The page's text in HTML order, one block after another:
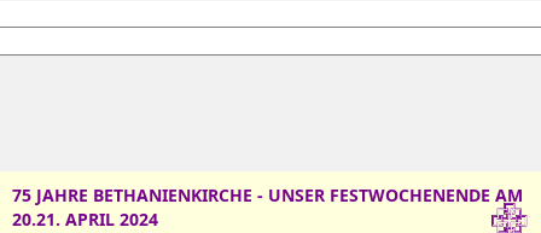
75 JAHRE BETHANIENKIRCHE - UNSER FESTWOCHENENDE AM
20.21. APRIL 2024